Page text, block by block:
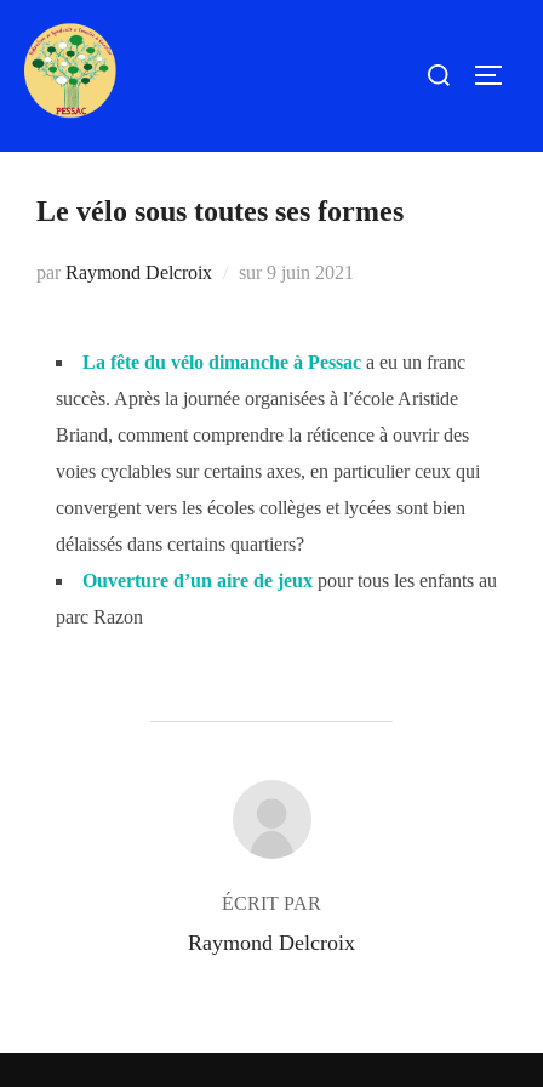
contenu
Rechercher :
Le vélo sous toutes ses formes
par Raymond Delcroix sur Publié
9 juin 2021
La fête du vélo dimanche à Pessac a eu un franc
succès. Après la journée organisées à l’école Aristide
Briand, comment comprendre la réticence à ouvrir des
voies cyclables sur certains axes, en particulier ceux qui
convergent vers les écoles collèges et lycées sont bien
délaissés dans certains quartiers?
Ouverture d’un aire de jeux pour tous les enfants au
parc Razon
AUTEUR DE LA PUBLICATION
ÉCRIT PAR
Raymond Delcroix